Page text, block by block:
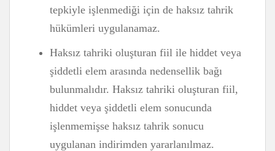
tepkiyle işlenmediği için de haksız tahrik
hükümleri uygulanamaz.
Haksız tahriki oluşturan fiil ile hiddet veya
şiddetli elem arasında nedensellik bağı
bulunmalıdır. Haksız tahriki oluşturan fiil,
hiddet veya şiddetli elem sonucunda
işlenmemişse haksız tahrik sonucu
uygulanan indirimden yararlanılmaz.